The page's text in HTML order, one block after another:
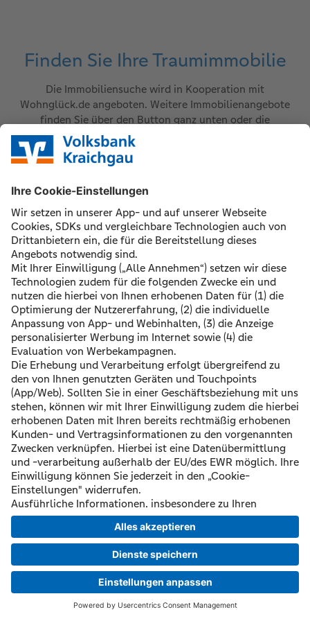
Finden Sie Ihre Traumimmobilie
Die Immobiliensuche wird in Kooperation mit
Wohnglück.de angeboten. Weitere Immobilienangebote
finden Sie über den Button ganz unten oder die
Suchmaske.
©2026 Volksbank Kraichgau eG
Impressum
DatenschutzNutzungsbedingungen
PflichtinformationenAGB / Sonderbedingungen
BarrierefreiheitWiderrufsformularBildquellen
Cookie-Einstellungen